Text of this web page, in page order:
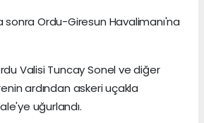
sonra Ordu-Giresun Havalimanı'na
Valisi Tuncay Sonel ve diğer
ardından askeri uçakla
uğurlandı.